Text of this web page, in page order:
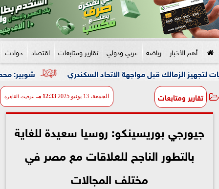
أهم الأخبار رياضة عربي ودولي تقارير ومتابعات اقتصاد حوادث
شوبير: محمد شريف
تقارير ومتابعات الجمعة، 13 يونيو 2025 12:33 مـ بتوقيت القاهرة
جيورجي بوريسينكو: روسيا سعيدة للغاية
بالتطور الناجح للعلاقات مع مصر في
مختلف المجالات